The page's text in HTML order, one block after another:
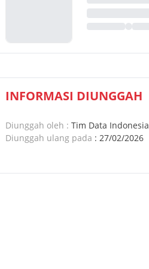
INFORMASI DIUNGGAH
Diunggah oleh : Tim Data Indonesia
Diunggah ulang pada : 27/02/2026